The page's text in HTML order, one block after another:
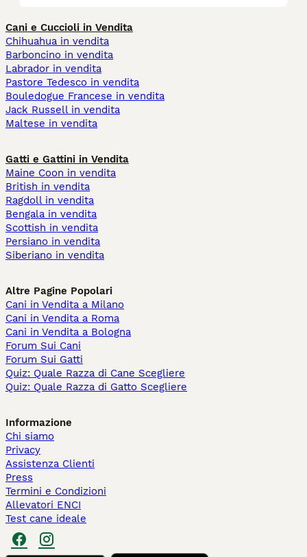
Cani e Cuccioli in Vendita
Chihuahua in vendita
Barboncino in vendita
Labrador in vendita
Pastore Tedesco in vendita
Bouledogue Francese in vendita
Jack Russell in vendita
Maltese in vendita
Gatti e Gattini in Vendita
Maine Coon in vendita
British in vendita
Ragdoll in vendita
Bengala in vendita
Scottish in vendita
Persiano in vendita
Siberiano in vendita
Altre Pagine Popolari
Cani in Vendita a Milano
Cani in Vendita a Roma
Cani in Vendita a Bologna
Forum Sui Cani
Forum Sui Gatti
Quiz: Quale Razza di Cane Scegliere
Quiz: Quale Razza di Gatto Scegliere
Informazione
Chi siamo
Privacy
Assistenza Clienti
Press
Termini e Condizioni
Allevatori ENCI
Test cane ideale